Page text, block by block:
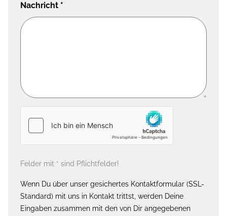
Nachricht *
Felder mit * sind Pflichtfelder!
Wenn Du über unser gesichertes Kontaktformular (SSL-
Standard) mit uns in Kontakt trittst, werden Deine
Eingaben zusammen mit den von Dir angegebenen